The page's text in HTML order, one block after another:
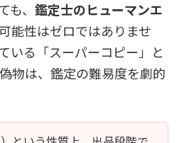
、 鑑定士のヒューマンエ
能性はゼロではありませ
いる「スーパーコピー」と
物は、鑑定の難易度を劇的